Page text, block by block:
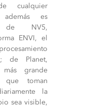
cualquier
además es
de NV5,
ENVI, el
de Planet,
grande
que toman
la
sea visible,